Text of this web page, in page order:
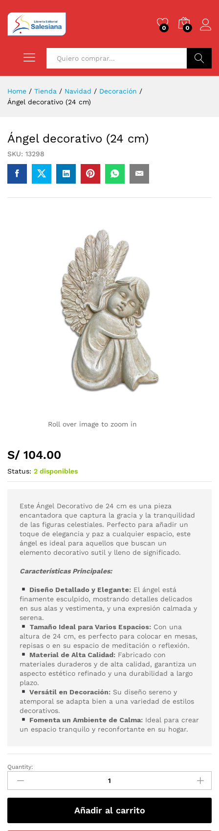
0 0
Home / Tienda / Navidad / Decoración /
Ángel decorativo (24 cm)
Ángel decorativo (24 cm)
SKU: 13298
Roll over image to zoom in
S/ 104.00
Status: 2 disponibles
Este Ángel Decorativo de 24 cm es una pieza
encantadora que captura la gracia y la tranquilidad
de las figuras celestiales. Perfecto para añadir un
toque de elegancia y paz a cualquier espacio, este
ángel es ideal para aquellos que buscan un
elemento decorativo sutil y lleno de significado.
Características Principales:
Diseño Detallado y Elegante:El ángel está
finamente esculpido, mostrando detalles delicados
en sus alas y vestimenta, y una expresión calmada y
serena.
Tamaño Ideal para Varios Espacios:Con una
altura de 24 cm, es perfecto para colocar en mesas,
repisas o en su espacio de meditación o reflexión.
Material de Alta Calidad:Fabricado con
materiales duraderos y de alta calidad, garantiza un
aspecto estético refinado y una durabilidad a largo
plazo.
Versátil en Decoración:Su diseño sereno y
atemporal se adapta bien a una variedad de estilos
decorativos.
Fomenta un Ambiente de Calma:Ideal para crear
un espacio tranquilo y reconfortante en su hogar.
Quantity:
Añadir al carrito